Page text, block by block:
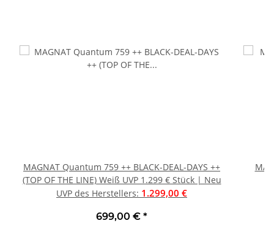
MAGNAT Quantum 759 ++ BLACK-DEAL-DAYS ++
(TOP OF THE LINE) Weiß UVP 1.299 € Stück | Neu
UVP des Herstellers: 1.299,00 €
699,00 € *